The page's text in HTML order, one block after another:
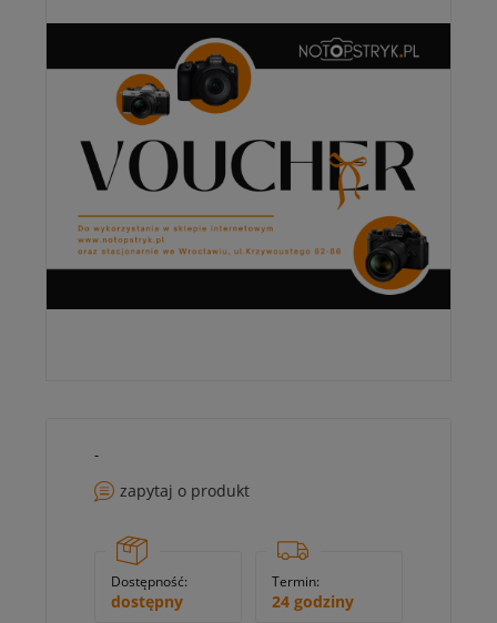
-
zapytaj o produkt
Dostępność:
dostępny
Termin:
24 godziny